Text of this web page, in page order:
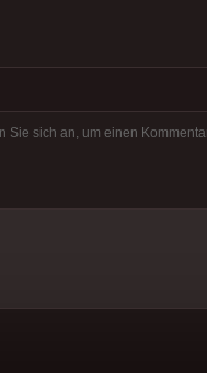
Sie sich an, um einen